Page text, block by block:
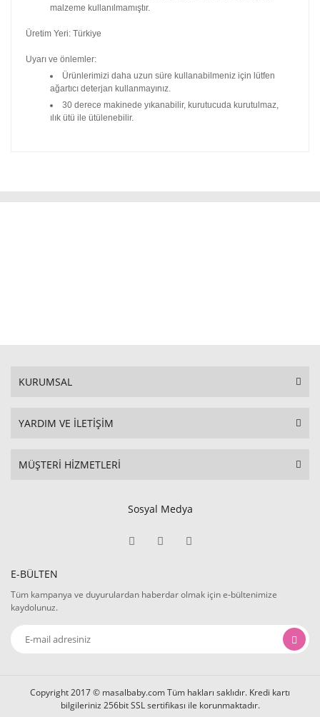
malzeme kullanılmamıştır.
Üretim Yeri: Türkiye
Uyarı ve önlemler:
Ürünlerimizi daha uzun süre kullanabilmeniz için lütfen
ağartıcı deterjan kullanmayınız.
30 derece makinede yıkanabilir, kurutucuda kurutulmaz,
ılık ütü ile ütülenebilir.
KURUMSAL
YARDIM VE İLETİŞİM
MÜŞTERİ HİZMETLERİ
Sosyal Medya
E-BÜLTEN
Tüm kampanya ve duyurulardan haberdar olmak için e-bültenimize
kaydolunuz.
Copyright 2017 © masalbaby.com Tüm hakları saklıdır. Kredi kartı
bilgileriniz 256bit SSL sertifikası ile korunmaktadır.